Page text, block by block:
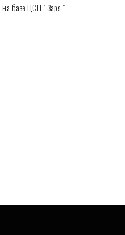
базе ЦСП " Заря "